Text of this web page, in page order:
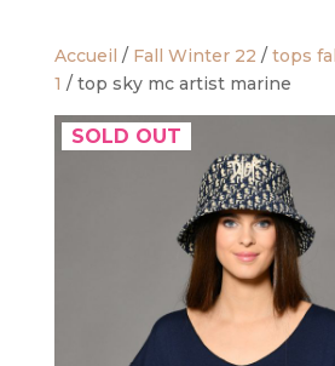
Accueil / Fall Winter 22 / tops
1 / top sky mc artist marine
SOLD OUT